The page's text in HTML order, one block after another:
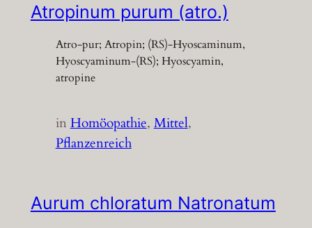
Atropinum purum (atro.)
Atro-pur; Atropin; (RS)-Hyoscaminum,
Hyoscyaminum-(RS); Hyoscyamin,
atropine
inHomöopathie, Mittel
Pflanzenreich
Aurum chloratum Natronatum